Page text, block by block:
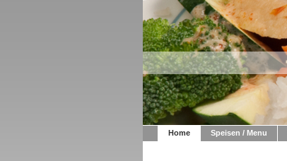
Home Speisen / Menu